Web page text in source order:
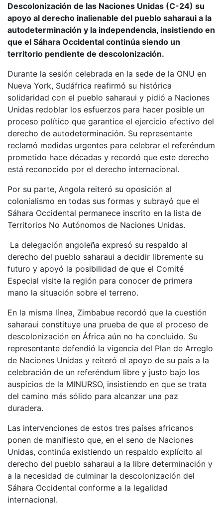
Descolonización de las Naciones Unidas (C-24) su
apoyo al derecho inalienable del pueblo saharaui a la
autodeterminación y la independencia, insistiendo en
que el Sáhara Occidental continúa siendo un
territorio pendiente de descolonización.
Durante la sesión celebrada en la sede de la ONU en
Nueva York, Sudáfrica reafirmó su histórica
solidaridad con el pueblo saharaui y pidió a Naciones
Unidas redoblar los esfuerzos para hacer posible un
proceso político que garantice el ejercicio efectivo del
derecho de autodeterminación. Su representante
reclamó medidas urgentes para celebrar el referéndum
prometido hace décadas y recordó que este derecho
está reconocido por el derecho internacional.
Por su parte, Angola reiteró su oposición al
colonialismo en todas sus formas y subrayó que el
Sáhara Occidental permanece inscrito en la lista de
Territorios No Autónomos de Naciones Unidas.
La delegación angoleña expresó su respaldo al
derecho del pueblo saharaui a decidir libremente su
futuro y apoyó la posibilidad de que el Comité
Especial visite la región para conocer de primera
mano la situación sobre el terreno.
En la misma línea, Zimbabue recordó que la cuestión
saharaui constituye una prueba de que el proceso de
descolonización en África aún no ha concluido. Su
representante defendió la vigencia del Plan de Arreglo
de Naciones Unidas y reiteró el apoyo de su país a la
celebración de un referéndum libre y justo bajo los
auspicios de la MINURSO, insistiendo en que se trata
del camino más sólido para alcanzar una paz
duradera.
Las intervenciones de estos tres países africanos
ponen de manifiesto que, en el seno de Naciones
Unidas, continúa existiendo un respaldo explícito al
derecho del pueblo saharaui a la libre determinación y
a la necesidad de culminar la descolonización del
Sáhara Occidental conforme a la legalidad
internacional.